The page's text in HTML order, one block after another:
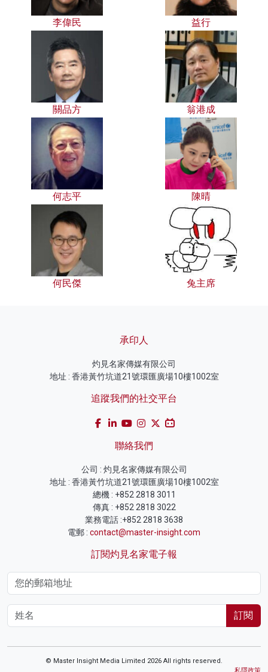
李偉民 益行
關品方 翁港成
何志平 陳晴
何民傑 兔主席
承印人
灼見名家傳媒有限公司
地址 : 香港黃竹坑道21號環匯廣場10樓1002室
追蹤我們的社交平台
聯絡我們
公司 : 灼見名家傳媒有限公司
地址 : 香港黃竹坑道21號環匯廣場10樓1002室
總機 : +852 2818 3011
傳真 : +852 2818 3022
業務電話 :+852 2818 3638
電郵 : contact@master-insight.com
訂閱灼見名家電子報
訂閱
© Master Insight Media Limited 2026 All rights reserved.